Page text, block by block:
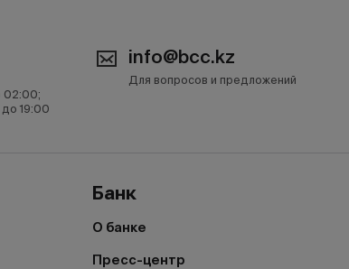
02:00;
19:00
info@bcc.kz
Для вопросов и предложений
Банк
О банке
Пресс-центр